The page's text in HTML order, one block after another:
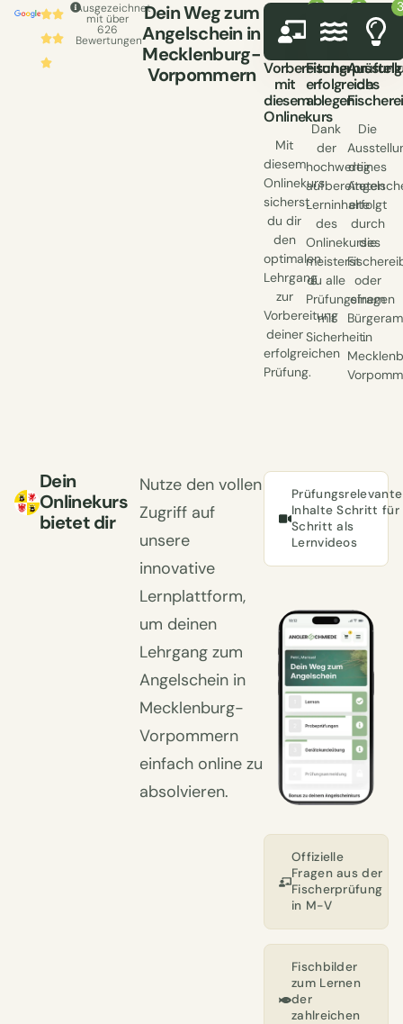
Ausgezeichnet
mit über
626
Bewertungen
Dein Weg zum
Angelschein in
Mecklenburg-
Vorpommern Vorbereitung
mit
diesem
Onlinekurs
Mit
diesem
Onlinekurs
sicherst
du dir
den
optimalen
Lehrgang
zur
Vorbereitung
deiner
erfolgreichen
Prüfung.
Fischerprüfung
erfolgreich
ablegen
Dank
der
hochwertig
aufbereiteten
Lerninhalte
des
Onlinekurses
meisterst
du alle
Prüfungsfragen
mit
Sicherheit.
des
Die
deines
erfolgt
durch
die
oder
einem
in
Dein
Onlinekurs
bietet dir
Nutze den vollen
Zugriff auf
unsere
innovative
Lernplattform,
um deinen
Lehrgang zum
Angelschein in
Mecklenburg-
Vorpommern
einfach online zu
absolvieren.
Prüfungsrelevante
Inhalte Schritt für
Schritt als
Lernvideos
Offizielle
Fragen aus der
Fischerprüfung
in M-V
Fischbilder
zum Lernen
der
zahlreichen